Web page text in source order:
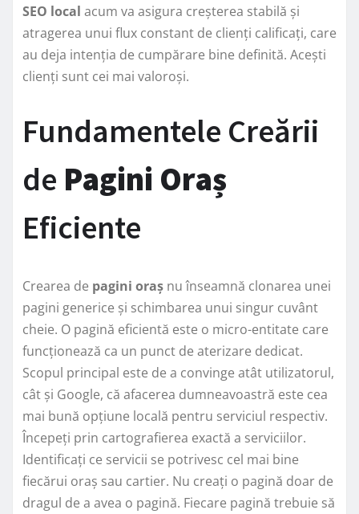
SEO local acum va asigura creșterea stabilă și
atragerea unui flux constant de clienți calificați, care
au deja intenția de cumpărare bine definită. Acești
clienți sunt cei mai valoroși.
Fundamentele Creării
de Pagini Oraș
Eficiente
Crearea de pagini oraș nu înseamnă clonarea unei
pagini generice și schimbarea unui singur cuvânt
cheie. O pagină eficientă este o micro-entitate care
funcționează ca un punct de aterizare dedicat.
Scopul principal este de a convinge atât utilizatorul,
cât și Google, că afacerea dumneavoastră este cea
mai bună opțiune locală pentru serviciul respectiv.
Începeți prin cartografierea exactă a serviciilor.
Identificați ce servicii se potrivesc cel mai bine
fiecărui oraș sau cartier. Nu creați o pagină doar de
dragul de a avea o pagină. Fiecare pagină trebuie să